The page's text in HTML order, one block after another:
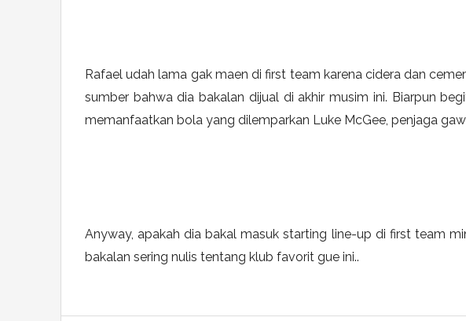
Rafael udah lama gak maen di first team karena cidera dan
sumber bahwa dia bakalan dijual di akhir musim ini. Biarpun
memanfaatkan bola yang dilemparkan Luke McGee, penjaga
Anyway, apakah dia bakal masuk starting line-up di first team
bakalan sering nulis tentang klub favorit gue ini..